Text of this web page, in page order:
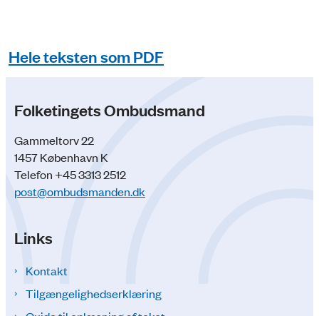
Hele teksten som PDF
Folketingets Ombudsmand
Gammeltorv 22
1457 København K
Telefon +45 3313 2512
post@ombudsmanden.dk
Links
Kontakt
Tilgængelighedserklæring